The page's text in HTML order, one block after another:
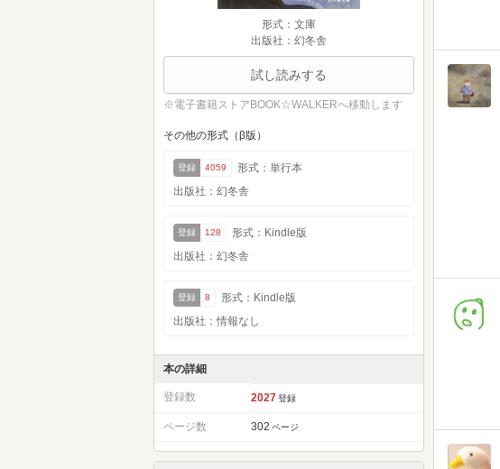
形式：文庫
出版社：幻冬舎
試し読みする
※電子書籍ストアBOOK☆WALKERへ移動します
その他の形式（β版）
登録 4059
形式：単行本
出版社：幻冬舎
登録 128
形式：Kindle版
出版社：幻冬舎
登録 8
形式：Kindle版
出版社：情報なし
本の詳細
登録数 2027 登録
ページ数 302 ページ